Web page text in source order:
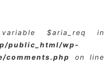
$aria_req in
public_html/wp-
comments.php
on line